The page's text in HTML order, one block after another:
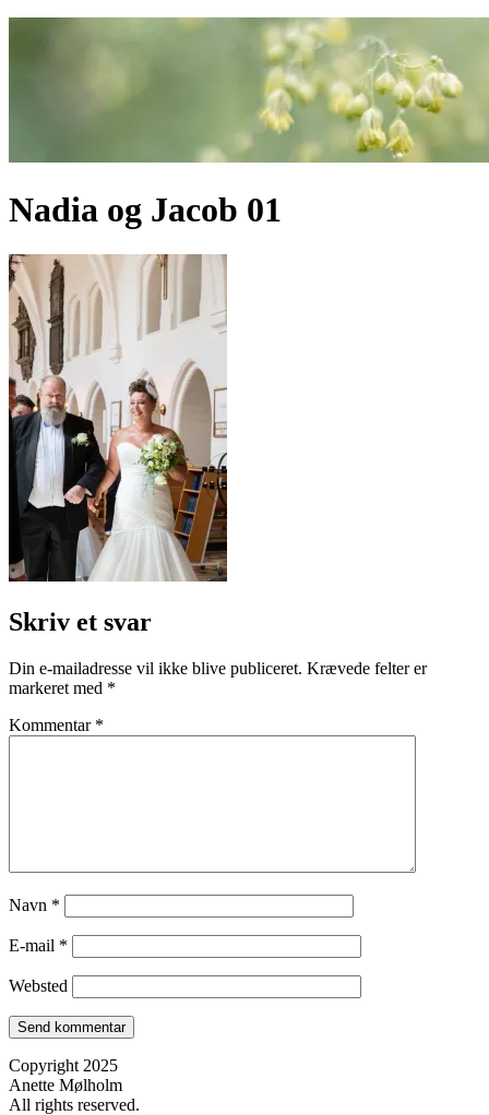
Nadia og Jacob 01
Skriv et svar
Din e-mailadresse vil ikke blive publiceret. Krævede felter er
markeret med *
Kommentar *
Navn *
E-mail *
Websted
Copyright 2025
Anette Mølholm
All rights reserved.